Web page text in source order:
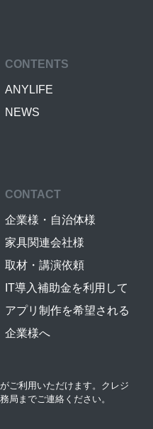
CONTENTS
ANYLIFE
NEWS
CONTACT
企業様・自治体様
家具関連会社様
取材・講演依頼
IT導入補助金を利用して
アプリ制作を希望される
企業様へ
ご利用いただけます。クレジ
局までご連絡ください。